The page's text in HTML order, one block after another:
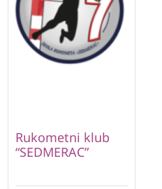
Rukometni klub
“SEDMERAC”